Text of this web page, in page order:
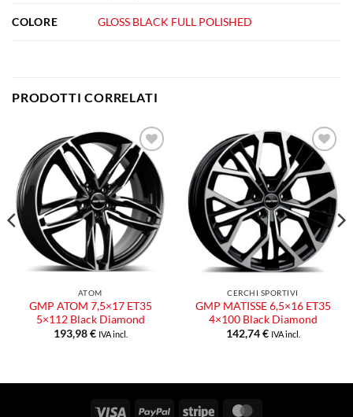
COLORE GLOSS BLACK FULL POLISHED
PRODOTTI CORRELATI
Aggiungi
alla lista
dei
desideri
ATOM
GMP ATOM 7,5×17 ET35
5×112 Black Diamond
193,98€ IVA incl.
Aggiungi
alla lista
dei
desideri
CERCHI SPORTIVI
GMP MATISSE 6,5×16 ET35
4×100 Black Diamond
142,74€ IVA incl.
Visa PayPal Stripe